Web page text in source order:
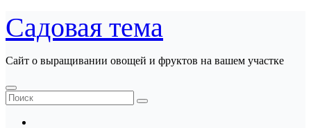
Перейти
к
содержанию
Садовая тема
Сайт о выращивании овощей и фруктов на вашем участке